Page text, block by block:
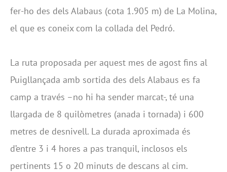
fer-ho des dels Alabaus (cota 1.905 m) de La Molina,
el que es coneix com la collada del Pedró.
La ruta proposada per aquest mes de agost fins al
Puigllançada amb sortida des dels Alabaus es fa
camp a través –no hi ha sender marcat-, té una
llargada de 8 quilòmetres (anada i tornada) i 600
metres de desnivell. La durada aproximada és
d’entre 3 i 4 hores a pas tranquil, inclosos els
pertinents 15 o 20 minuts de descans al cim.